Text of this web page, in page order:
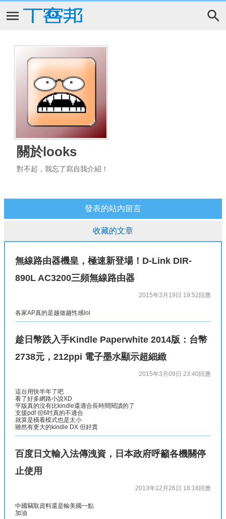
關於looks
對不起，我忘了寫自我介紹！
發表的站內留言
收藏的文章
無線路由器機皇，極速新登場！D-Link DIR-
890L AC3200三頻無線路由器
2015年3月19日 19:52 回應
各家AP真的是越做越性感lol
趁日幣跌入手Kindle Paperwhite 2014版：台幣
2738元，212ppi 電子墨水顯示超細緻
2015年3月09日 23:40 回應
這台用快半年了吧
看了好多網路小說XD
平版真的沒有比kindle還適合長時間閱讀的了
支援pdf 但6吋真的不適合
就算是橫看模式也是太小
雖然有更大的kindle DX 但好貴
百度日文輸入法傳洩資，日本政府呼籲各機關停
止使用
2013年12月26日 18:18 回應
中國竊取資料還是輸美國一點
加油